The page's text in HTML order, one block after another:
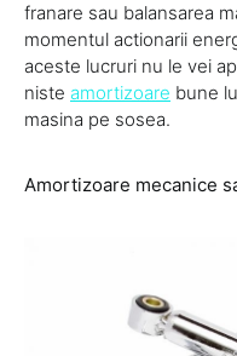
franare sau balansarea
momentul actionarii
aceste lucruri nu le vei
niste amortizoare bune
masina pe sosea.
Amortizoare mecanice